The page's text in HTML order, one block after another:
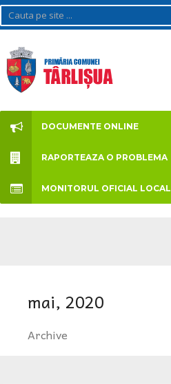
DOCUMENTE ONLINE
RAPORTEAZA O PROBLEMA
MONITORUL OFICIAL LOCAL
mai, 2020
Archive